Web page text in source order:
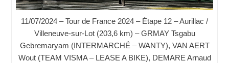
11/07/2024 – Tour de France 2024 – Étape 12 – Aurillac /
Villeneuve-sur-Lot (203,6 km) – GRMAY Tsgabu
Gebremaryam (INTERMARCHÉ – WANTY), VAN AERT
Wout (TEAM VISMA – LEASE A BIKE), DEMARE Arnaud